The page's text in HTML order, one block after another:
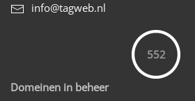
info@tagweb.nl
552
Domeinen in beheer